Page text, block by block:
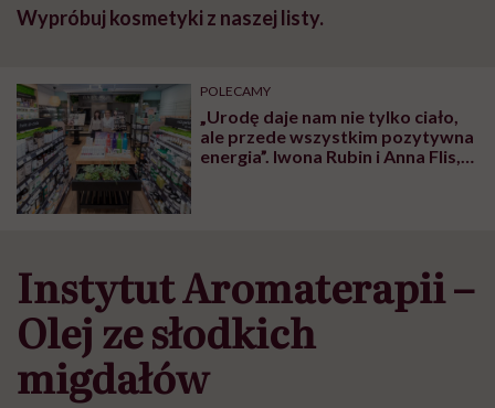
Wypróbuj kosmetyki z naszej listy.
POLECAMY
„Urodę daje nam nie tylko ciało,
ale przede wszystkim pozytywna
energia”. Iwona Rubin i Anna Flis,
Instytut Aromaterapii –
Olej ze słodkich
migdałów